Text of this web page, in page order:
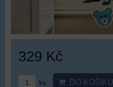
329 Kč
ks DO KOŠÍKU